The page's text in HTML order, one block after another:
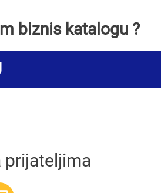
biznis katalogu ?
prijateljima